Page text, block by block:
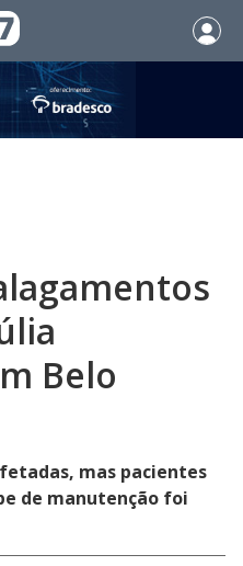
Belo
mas pacientes
de manutenção foi